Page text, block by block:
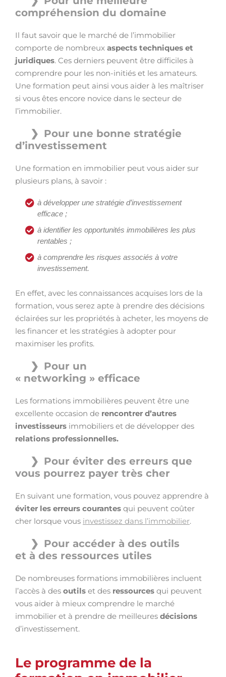
compréhension du domaine
Il faut savoir que le marché de l’immobilier
comporte de nombreux aspects techniques et
juridiques. Ces derniers peuvent être difficiles à
comprendre pour les non-initiés et les amateurs.
Une formation peut ainsi vous aider à les maîtriser
si vous êtes encore novice dans le secteur de
l’immobilier.
Pour une bonne stratégie
d’investissement
Une formation en immobilier peut vous aider sur
plusieurs plans, à savoir :
à développer une stratégie d’investissement
efficace ;
à identifier les opportunités immobilières les plus
rentables ;
à comprendre les risques associés à votre
investissement.
En effet, avec les connaissances acquises lors de la
formation, vous serez apte à prendre des décisions
éclairées sur les propriétés à acheter, les moyens de
les financer et les stratégies à adopter pour
maximiser les profits.
Pour un
« networking » efficace
Les formations immobilières peuvent être une
excellente occasion de rencontrer d’autres
investisseurs immobiliers et de développer des
relations professionnelles.
Pour éviter des erreurs que
vous pourrez payer très cher
En suivant une formation, vous pouvez apprendre à
éviter les erreurs courantes qui peuvent coûter
cher lorsque vous investissez dans l’immobilier.
Pour accéder à des outils
et à des ressources utiles
De nombreuses formations immobilières incluent
l’accès à des outils et des ressources qui peuvent
vous aider à mieux comprendre le marché
immobilier et à prendre de meilleures décisions
d’investissement.
Le programme de la